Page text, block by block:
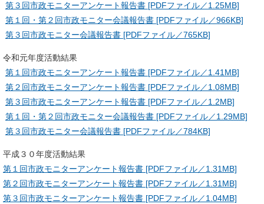
第３回市政モニターアンケート報告書 [PDFファイル／1.25MB]
第１回・第２回市政モニター会議報告書 [PDFファイル／966KB]
第３回市政モニター会議報告書 [PDFファイル／765KB]
令和元年度活動結果
第１回市政モニターアンケート報告書 [PDFファイル／1.41MB]
第２回市政モニターアンケート報告書 [PDFファイル／1.08MB]
第３回市政モニターアンケート報告書 [PDFファイル／1.2MB]
第１回・第２回市政モニター会議報告書 [PDFファイル／1.29MB]
第３回市政モニター会議報告書 [PDFファイル／784KB]
平成３０年度活動結果
第１回市政モニターアンケート報告書 [PDFファイル／1.31MB]
第２回市政モニターアンケート報告書 [PDFファイル／1.31MB]
第３回市政モニターアンケート報告書 [PDFファイル／1.04MB]